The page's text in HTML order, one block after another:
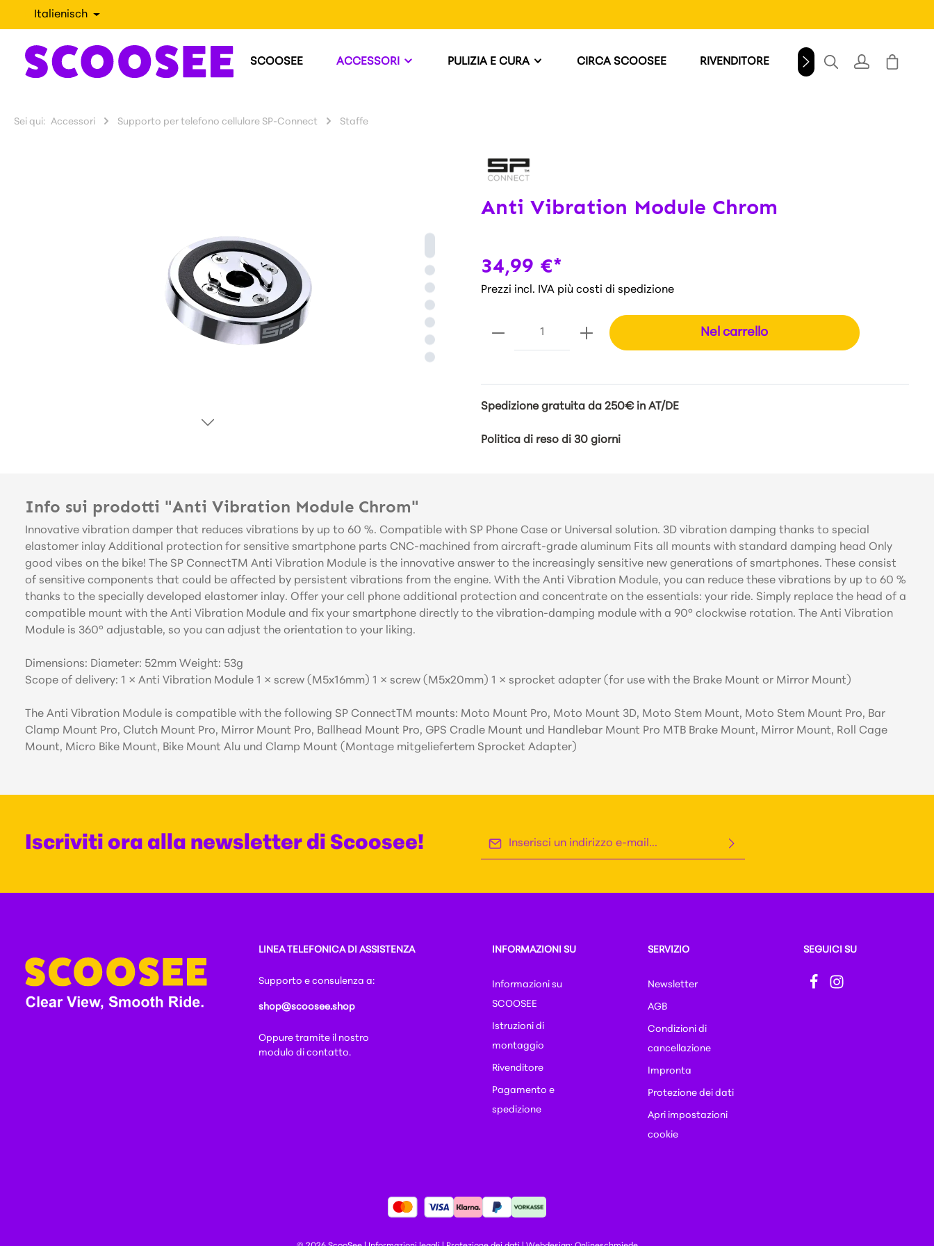
Italienisch
SCOOSEE ACCESSORI PULIZIA E CURA CIRCA SCOOSEE RIVENDITORE WINDSCHILD
Sei qui: Accessori Supporto per telefono cellulare SP-Connect Staffe
Anti Vibration Module Chrom
34,99 €*
Prezzi incl. IVA più costi di spedizione
Nel carrello
Spedizione gratuita da 250€ in AT/DE
Politica di reso di 30 giorni
Info sui prodotti "Anti Vibration Module Chrom"
Innovative vibration damper that reduces vibrations by up to 60 %. Compatible with SP Phone Case or Universal solution. 3D vibration damping thanks to special
elastomer inlay Additional protection for sensitive smartphone parts CNC-machined from aircraft-grade aluminum Fits all mounts with standard damping head Only
good vibes on the bike! The SP ConnectTM Anti Vibration Module is the innovative answer to the increasingly sensitive new generations of smartphones. These consist
of sensitive components that could be affected by persistent vibrations from the engine. With the Anti Vibration Module, you can reduce these vibrations by up to 60 %
thanks to the specially developed elastomer inlay. Offer your cell phone additional protection and concentrate on the essentials: your ride. Simply replace the head of a
compatible mount with the Anti Vibration Module and fix your smartphone directly to the vibration-damping module with a 90° clockwise rotation. The Anti Vibration
Module is 360° adjustable, so you can adjust the orientation to your liking.
Dimensions: Diameter: 52mm Weight: 53g
Scope of delivery: 1 × Anti Vibration Module 1 × screw (M5x16mm) 1 × screw (M5x20mm) 1 × sprocket adapter (for use with the Brake Mount or Mirror Mount)
The Anti Vibration Module is compatible with the following SP ConnectTM mounts: Moto Mount Pro, Moto Mount 3D, Moto Stem Mount, Moto Stem Mount Pro, Bar
Clamp Mount Pro, Clutch Mount Pro, Mirror Mount Pro, Ballhead Mount Pro, GPS Cradle Mount und Handlebar Mount Pro MTB Brake Mount, Mirror Mount, Roll Cage
Mount, Micro Bike Mount, Bike Mount Alu und Clamp Mount (Montage mitgeliefertem Sprocket Adapter)
Iscriviti ora alla newsletter di Scoosee! Indirizzo e-mail*
nostritermini e condizioni generali.
SEGUICI SU
LINEA TELEFONICA DI ASSISTENZA
Supporto e consulenza a:
shop@scoosee.shop
Oppure tramite il nostro
modulo di contatto.
INFORMAZIONI SU
Informazioni su
SCOOSEE
Istruzioni di
montaggio
Rivenditore
Pagamento e
spedizione
SERVIZIO
Newsletter
AGB
Condizioni di
cancellazione
Impronta
Protezione dei dati
Apri impostazioni
cookie